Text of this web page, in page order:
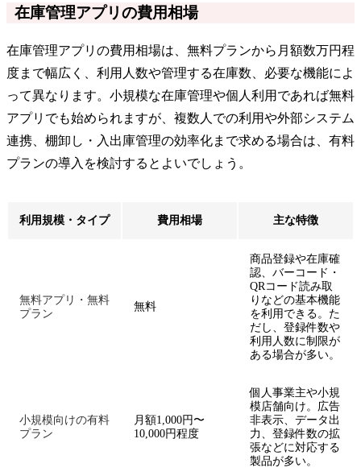
在庫管理アプリの費用相場
在庫管理アプリの費用相場は、無料プランから月額数万円程
度まで幅広く、利用人数や管理する在庫数、必要な機能によ
って異なります。小規模な在庫管理や個人利用であれば無料
アプリでも始められますが、複数人での利用や外部システム
連携、棚卸し・入出庫管理の効率化まで求める場合は、有料
プランの導入を検討するとよいでしょう。
利用規模・タイプ 費用相場 主な特徴
無料アプリ・無料
プラン
無料
商品登録や在庫確
認、バーコード・
QRコード読み取
りなどの基本機能
を利用できる。た
だし、登録件数や
利用人数に制限が
ある場合が多い。
小規模向けの有料
プラン
月額1,000円〜
10,000円程度
個人事業主や小規
模店舗向け。広告
非表示、データ出
力、登録件数の拡
張などに対応する
製品が多い。